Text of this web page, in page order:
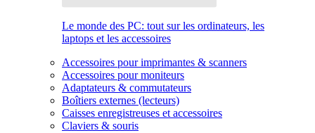
Le monde des PC: tout sur les ordinateurs, les
laptops et les accessoires
Accessoires pour imprimantes & scanners
Accessoires pour moniteurs
Adaptateurs & commutateurs
Boîtiers externes (lecteurs)
Caisses enregistreuses et accessoires
Claviers & souris